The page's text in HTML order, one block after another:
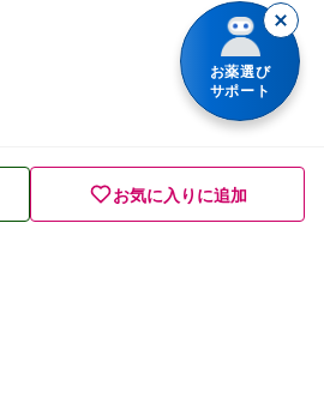
お気に入りに追加
お薬選び
サポート